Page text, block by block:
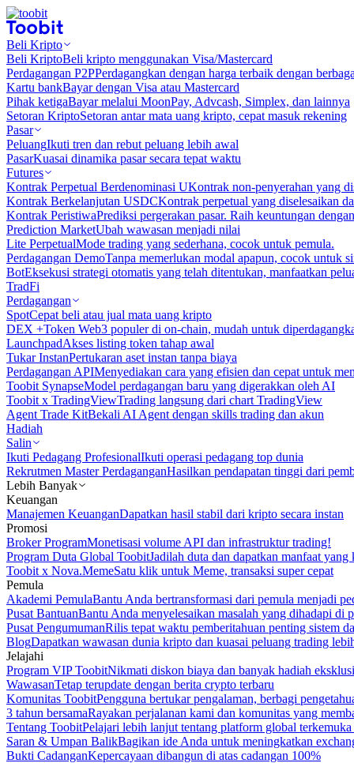
Beli Kripto
Beli KriptoBeli kripto menggunakan Visa/Mastercard
Perdagangan P2PPerdagangkan dengan harga terbaik dengan
Kartu bankBayar dengan Visa atau Mastercard
Pihak ketigaBayar melalui MoonPay, Advcash, Simplex, dan lainnya
Setoran KriptoSetoran antar mata uang kripto, cepat masuk rekening
Pasar
PeluangIkuti tren dan rebut peluang lebih awal
PasarKuasai dinamika pasar secara tepat waktu
Futures
Kontrak Perpetual Berdenominasi UKontrak non-penyerahan yang
Kontrak Berkelanjutan USDCKontrak perpetual yang diselesaikan
Kontrak PeristiwaPrediksi pergerakan pasar. Raih keuntungan
Prediction MarketUbah wawasan menjadi nilai
Lite PerpetualMode trading yang sederhana, cocok untuk pemula.
Perdagangan DemoTanpa memerlukan modal apapun, cocok untuk
BotEksekusi strategi otomatis yang telah ditentukan, manfaatkan
TradFi
Perdagangan
SpotCepat beli atau jual mata uang kripto
DEX +Token Web3 populer di on-chain, mudah untuk
LaunchpadAkses listing token tahap awal
Tukar InstanPertukaran aset instan tanpa biaya
Perdagangan APIMenyediakan cara yang efisien dan cepat untuk
Toobit SynapseModel perdagangan baru yang digerakkan oleh AI
Toobit x TradingViewTrading langsung dari chart TradingView
Agent Trade KitBekali AI Agent dengan skills trading dan akun
Hadiah
Salin
Ikuti Pedagang ProfesionalIkuti operasi pedagang top dunia
Rekrutmen Master PerdaganganHasilkan pendapatan tinggi dari
Lebih Banyak
Keuangan
Manajemen KeuanganDapatkan hasil stabil dari kripto secara instan
Promosi
Broker ProgramMonetisasi volume API dan infrastruktur trading!
Program Duta Global ToobitJadilah duta dan dapatkan manfaat
Toobit x Nova.MemeSatu klik untuk Meme, transaksi super cepat
Pemula
Akademi PemulaBantu Anda bertransformasi dari pemula menjadi
Pusat BantuanBantu Anda menyelesaikan masalah yang dihadapi di
Pusat PengumumanRilis tepat waktu pemberitahuan penting sistem
BlogDapatkan wawasan dunia kripto dan kuasai peluang trading
Jelajahi
Program VIP ToobitNikmati diskon biaya dan banyak hadiah
WawasanTetap terupdate dengan berita crypto terbaru
Komunitas ToobitPengguna bertukar pengalaman, berbagi
3 tahun bersamaRayakan perjalanan kami dan komunitas yang
Tentang ToobitPelajari lebih lanjut tentang platform global
Saran & Umpan BalikBagikan ide Anda untuk meningkatkan
Bukti CadanganKepercayaan dibangun di atas cadangan 100%